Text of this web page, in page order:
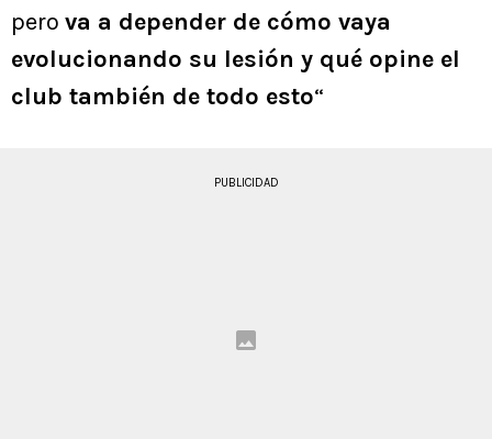
pero va a depender de cómo vaya
evolucionando su lesión y qué opine el
club también de todo esto“
PUBLICIDAD